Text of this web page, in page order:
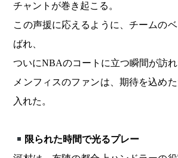
チャントが巻き起こる。
この声援に応えるように、チームの
ばれ、
ついにNBAのコートに立つ瞬間が訪れ
メンフィスのファンは、期待を込め
入れた。
限られた時間で光るプレー